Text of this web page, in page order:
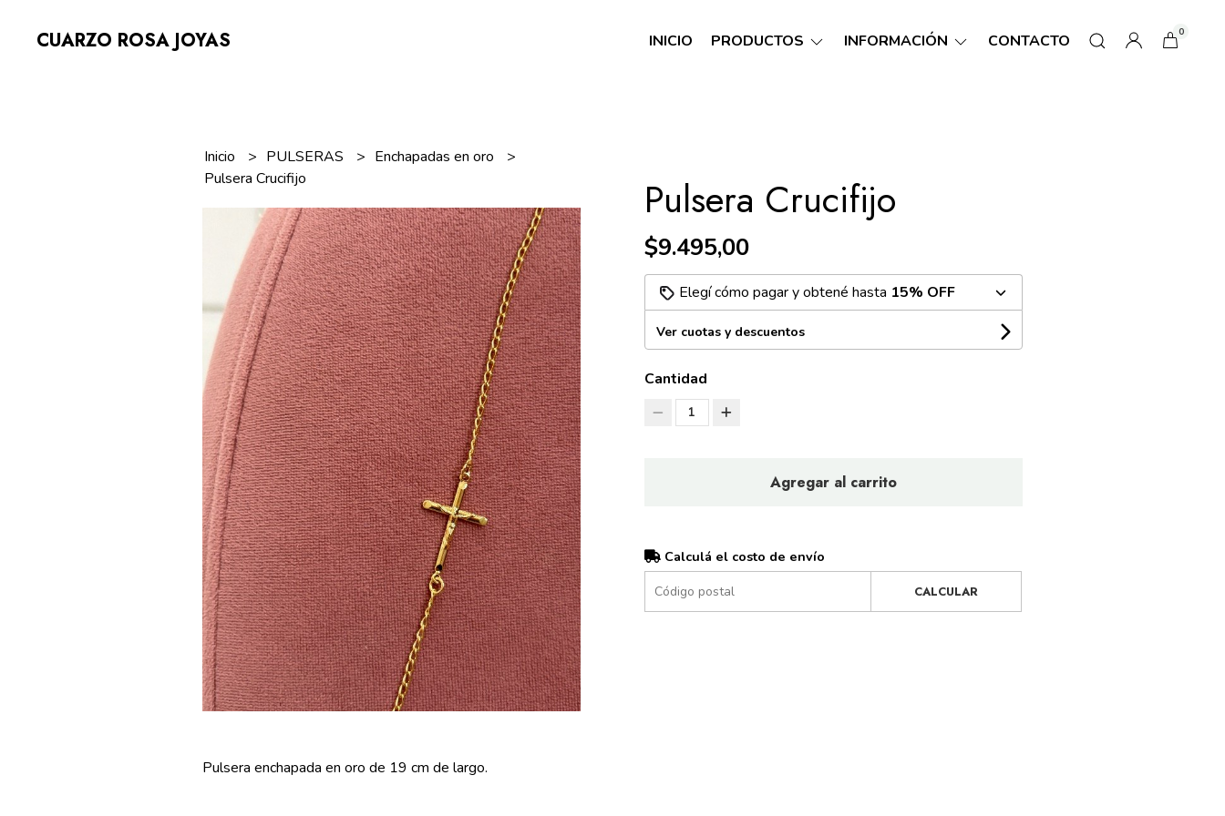
CUARZO ROSA JOYAS INICIO PRODUCTOS INFORMACIÓN CONTACTO 0
Inicio PULSERAS
Enchapadas en oro
Pulsera Crucifijo
Pulsera enchapada en oro de 19 cm de largo.
Pulsera Crucifijo
$9.495,00
Elegí cómo pagar y obtené hasta 15% OFF
Ver cuotas y descuentos
Cantidad
1
Agregar al carrito
Calculá el costo de envío
CALCULAR